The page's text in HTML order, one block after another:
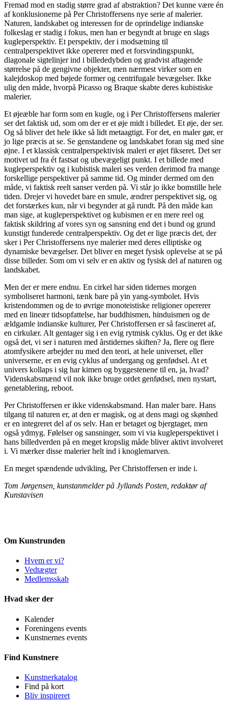
Fremad mod en stadig større grad af abstraktion? Det kunne være én
af konklusionerne på Per Christoffersens nye serie af malerier.
Naturen, landskabet og interessen for de oprindelige indianske
folkeslag er stadig i fokus, men han er begyndt at bruge en slags
kugleperspektiv. Et perspektiv, der i modsætning til
centralperspektivet ikke opererer med et forsvindingspunkt,
diagonale sigtelinjer ind i billededybden og gradvist aftagende
størrelse på de gengivne objekter, men nærmest virker som en
kalejdoskop med bøjede former og centrifugale bevægelser. Ikke
ulig den måde, hvorpå Picasso og Braque skabte deres kubistiske
malerier.
Et øjeæble har form som en kugle, og i Per Christoffersens malerier
ser det faktisk ud, som om der er et øje midt i billedet. Et øje, der ser.
Og så bliver det hele ikke så lidt metaagtigt. For det, en maler gør, er
jo lige præcis at se. Se genstandene og landskabet foran sig med sine
øjne. I et klassisk centralperspektivisk maleri er øjet fikseret. Det ser
motivet ud fra ét fastsat og ubevægeligt punkt. I et billede med
kugleperspektiv og i kubistisk maleri ses verden derimod fra mange
forskellige perspektiver på samme tid. Og minder dermed om den
måde, vi faktisk reelt sanser verden på. Vi står jo ikke bomstille hele
tiden. Drejer vi hovedet bare en smule, ændrer perspektivet sig, og
det forstærkes kun, når vi begynder at gå rundt. På den måde kan
man sige, at kugleperspektivet og kubismen er en mere reel og
faktisk skildring af vores syn og sansning end det i bund og grund
kunstigt funderede centralperspektiv. Og det er lige præcis det, der
sker i Per Christoffersens nye malerier med deres elliptiske og
dynamiske bevægelser. Det bliver en meget fysisk oplevelse at se på
disse billeder. Som om vi selv er en aktiv og fysisk del af naturen og
landskabet.
Men der er mere endnu. En cirkel har siden tidernes morgen
symboliseret harmoni, tænk bare på yin yang-symbolet. Hvis
kristendommen og de to øvrige monoteistiske religioner opererer
med en lineær tidsopfattelse, har buddhismen, hinduismen og de
ældgamle indianske kulturer, Per Christoffersen er så fascineret af,
en cirkulær. Alt gentager sig i en evig rytmisk cyklus. Og er det ikke
også det, vi ser i naturen med årstidernes skiften? Ja, flere og flere
atomfysikere arbejder nu med den teori, at hele universet, eller
universerne, er en evig cyklus af undergang og genfødsel. At et
univers kollaps i sig har kimen og byggestenene til en, ja, hvad?
Videnskabsmænd vil nok ikke bruge ordet genfødsel, men nystart,
genetablering, reboot.
Per Christoffersen er ikke videnskabsmand. Han maler bare. Hans
tilgang til naturen er, at den er magisk, og at dens magi og skønhed
er en integreret del af os selv. Han er betaget og bjergtaget, men
også ydmyg. Følelser og sansninger, som vi via kugleperspektivet i
hans billedverden på en meget kropslig måde bliver aktivt involveret
i. Vi mærker disse malerier helt ind i knoglemarven.
En meget spændende udvikling, Per Christoffersen er inde i.
Tom Jørgensen, kunstanmelder på Jyllands Posten, redaktør af
Kunstavisen
Om Kunstrunden
Hvem er vi?
Vedtægter
Medlemsskab
Hvad sker der
Kalender
Foreningens events
Kunstnernes events
Find Kunstnere
Kunstnerkatalog
Find på kort
Bliv inspireret